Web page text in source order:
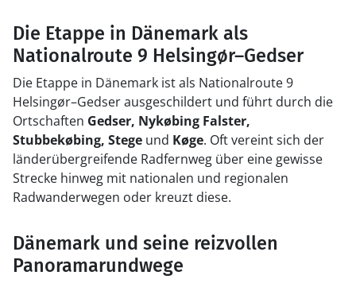
Die Etappe in Dänemark als
Nationalroute 9 Helsingør–Gedser
Die Etappe in Dänemark ist als Nationalroute 9
Helsingør–Gedser ausgeschildert und führt durch die
Ortschaften Gedser, Nykøbing Falster,
Stubbekøbing, Stege und Køge. Oft vereint sich der
länderübergreifende Radfernweg über eine gewisse
Strecke hinweg mit nationalen und regionalen
Radwanderwegen oder kreuzt diese.
Dänemark und seine reizvollen
Panoramarundwege